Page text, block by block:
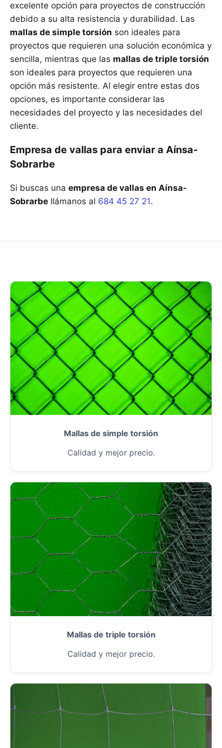
excelente opción para proyectos de construcción
debido a su alta resistencia y durabilidad. Las
mallas de simple torsión son ideales para
proyectos que requieren una solución económica y
sencilla, mientras que las mallas de triple torsión
son ideales para proyectos que requieren una
opción más resistente. Al elegir entre estas dos
opciones, es importante considerar las
necesidades del proyecto y las necesidades del
cliente.
Empresa de vallas para enviar a Aínsa-
Sobrarbe
Si buscas una empresa de vallas en Aínsa-
Sobrarbe llámanos al 684 45 27 21.
Mallas de simple torsión
Calidad y mejor precio.
Mallas de triple torsión
Calidad y mejor precio.